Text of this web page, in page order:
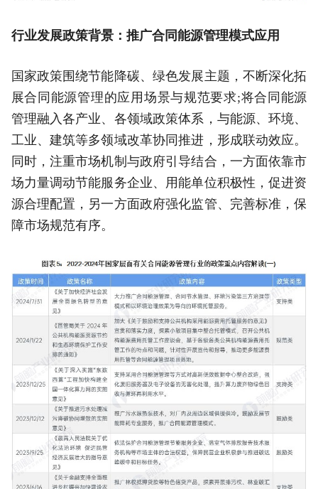
行业发展政策背景：推广合同能源管理模式应用
国家政策围绕节能降碳、绿色发展主题，不断深化拓
展合同能源管理的应用场景与规范要求;将合同能源
管理融入各产业、各领域政策体系，与能源、环境、
工业、建筑等多领域改革协同推进，形成联动效应。
同时，注重市场机制与政府引导结合，一方面依靠市
场力量调动节能服务企业、用能单位积极性，促进资
源合理配置，另一方面政府强化监管、完善标准，保
障市场规范有序。